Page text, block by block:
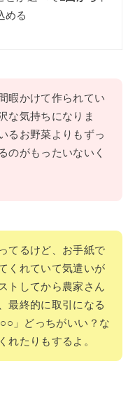
める
暇かけて作られてい
な気持ちになりま
るお野菜よりもずっ
のがもったいないく
てるけど、お手紙で
くれていて気遣いが
トしてから農家さん
最終的に取引になる
」どっちがいい？な
れたりもするよ。